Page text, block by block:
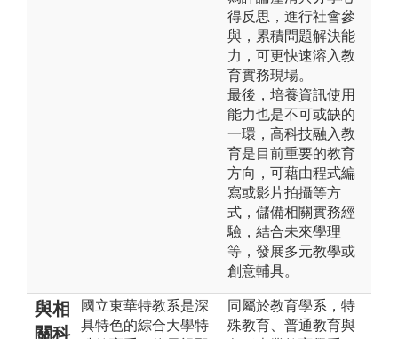
得反思，進行社會參
與，累積問題解決能
力，可更快速溶入教
育實務現場。
最後，培養資訊使用
能力也是不可或缺的
一環，高科技融入教
育是目前重要的教育
方向，可藉由程式編
寫或影片拍攝等方
式，儲備相關實務經
驗，結合未來學理
等，發展多元教學或
創意輔具。
與相
關科
國立東華特教系是深
具特色的綜合大學特
同屬於教育學系，特
殊教育、普通教育與